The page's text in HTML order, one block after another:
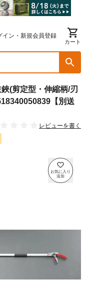
イン・新規会員登録
カート
(剪定型・伸縮柄/刃
【別送
レビューを書く